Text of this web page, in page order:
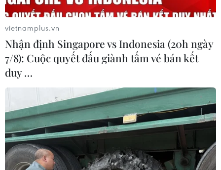
IS thừa nhận thực hiện vụ tấn công chốt
kiểm soát an ninh tại Ai Cập
01/01/2023 09:22
IS thừa nhận thực hiện vụ tấn công chốt kiểm soát an
ninh ở thành phố Ismailia ven kênh đào Suez của Ai
Cập vào chiều 30/12/2022, khiến 3 cảnh sát và 1 dân
thường thiệt mạng.
vietnamplus.vn
Nhận định Singapore vs Indonesia (20h ngày
7/8): Cuộc quyết đấu giành tấm vé bán kết
duy …